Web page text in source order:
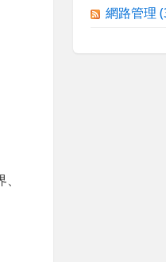
網路管理